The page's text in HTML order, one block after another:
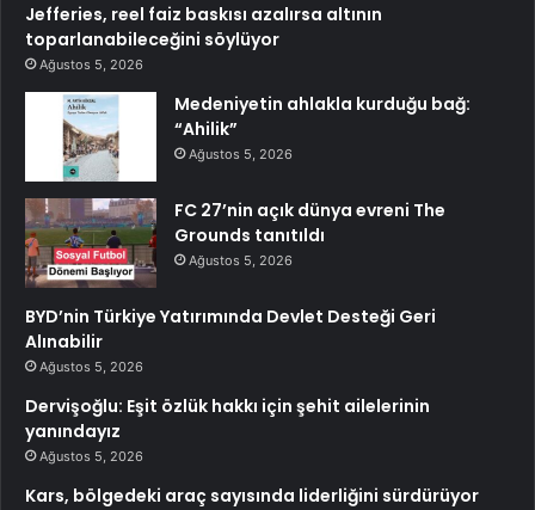
Jefferies, reel faiz baskısı azalırsa altının
toparlanabileceğini söylüyor
Ağustos 5, 2026
Medeniyetin ahlakla kurduğu bağ:
“Ahilik”
Ağustos 5, 2026
FC 27’nin açık dünya evreni The
Grounds tanıtıldı
Ağustos 5, 2026
BYD’nin Türkiye Yatırımında Devlet Desteği Geri
Alınabilir
Ağustos 5, 2026
Dervişoğlu: Eşit özlük hakkı için şehit ailelerinin
yanındayız
Ağustos 5, 2026
Kars, bölgedeki araç sayısında liderliğini sürdürüyor